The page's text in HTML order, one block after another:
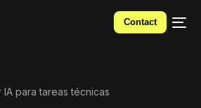
Contact
IA para tareas técnicas